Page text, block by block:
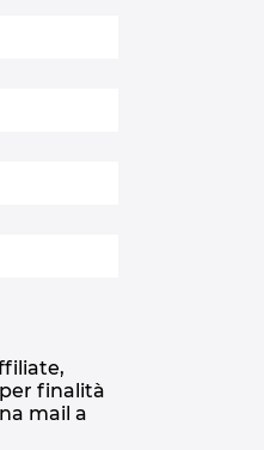
finalità
mail a